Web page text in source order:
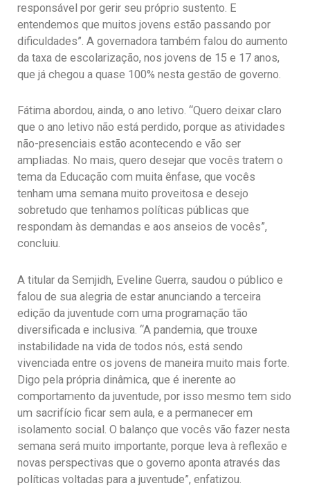
responsável por gerir seu próprio sustento. E
entendemos que muitos jovens estão passando por
dificuldades”. A governadora também falou do aumento
da taxa de escolarização, nos jovens de 15 e 17 anos,
que já chegou a quase 100% nesta gestão de governo.
Fátima abordou, ainda, o ano letivo. “Quero deixar claro
que o ano letivo não está perdido, porque as atividades
não-presenciais estão acontecendo e vão ser
ampliadas. No mais, quero desejar que vocês tratem o
tema da Educação com muita ênfase, que vocês
tenham uma semana muito proveitosa e desejo
sobretudo que tenhamos políticas públicas que
respondam às demandas e aos anseios de vocês”,
concluiu.
A titular da Semjidh, Eveline Guerra, saudou o público e
falou de sua alegria de estar anunciando a terceira
edição da juventude com uma programação tão
diversificada e inclusiva. “A pandemia, que trouxe
instabilidade na vida de todos nós, está sendo
vivenciada entre os jovens de maneira muito mais forte.
Digo pela própria dinâmica, que é inerente ao
comportamento da juventude, por isso mesmo tem sido
um sacrifício ficar sem aula, e a permanecer em
isolamento social. O balanço que vocês vão fazer nesta
semana será muito importante, porque leva à reflexão e
novas perspectivas que o governo aponta através das
políticas voltadas para a juventude”, enfatizou.